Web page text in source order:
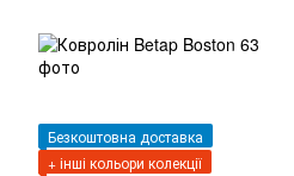
Безкоштовна доставка
+ інші кольори колекції